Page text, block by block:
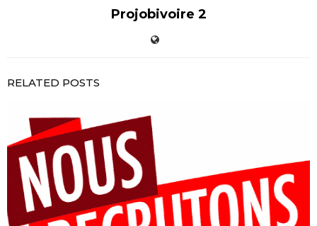
Projobivoire 2
RELATED POSTS